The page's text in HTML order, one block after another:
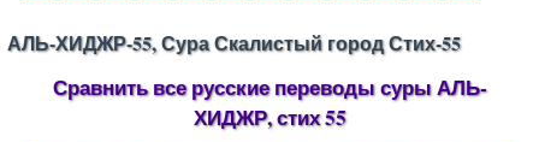
АЛЬ-ХИДЖР-55, Сура Скалистый город Стих-55
Сравнить все русские переводы суры АЛЬ-
ХИДЖР, стих 55